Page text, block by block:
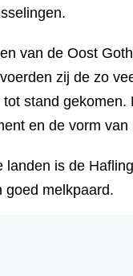
van de Oost
zij de zo
stand gekomen.
en de vorm
is de
goed melkpaard.